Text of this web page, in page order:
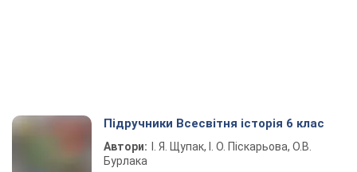
Підручники Всесвітня історія 6 клас
Автори:
І. Я. Щупак, І. О. Піскарьова, О.В.
Бурлака